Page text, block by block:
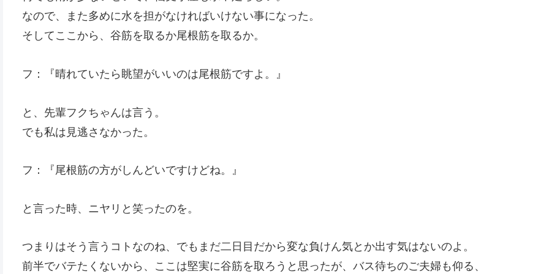
なので、また多めに水を担がなければいけない事になった。
そしてここから、谷筋を取るか尾根筋を取るか。
フ：『晴れていたら眺望がいいのは尾根筋ですよ。』
と、先輩フクちゃんは言う。
でも私は見逃さなかった。
フ：『尾根筋の方がしんどいですけどね。』
と言った時、ニヤリと笑ったのを。
つまりはそう言うコトなのね、でもまだ二日目だから変な負けん気とか出す気はないのよ。
前半でバテたくないから、ここは堅実に谷筋を取ろうと思ったが、バス待ちのご夫婦も仰る、